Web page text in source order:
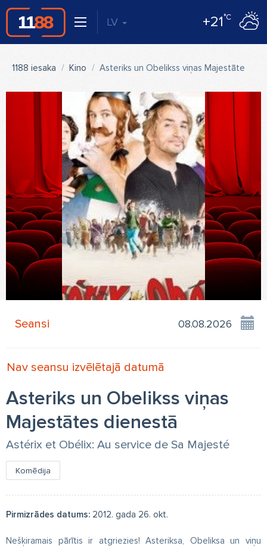
LV +21°C
1188 iesaka Kino Asteriks un Obelikss viņas Majestātes dienestā
Seansi
Nav seansu izvēlētajā datumā
Asteriks un Obelikss viņas
Majestātes dienestā
Astérix et Obélix: Au service de Sa Majesté
Komēdija
Pirmizrādes datums: 2012. gada 26. okt.
Nešķiramais pārītis ir atgriezies! Asteriksa, Obeliksa un viņu